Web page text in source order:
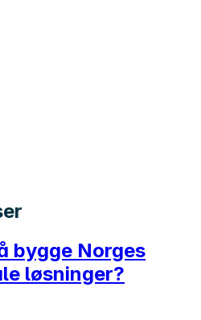
bygge Norges
løsninger?